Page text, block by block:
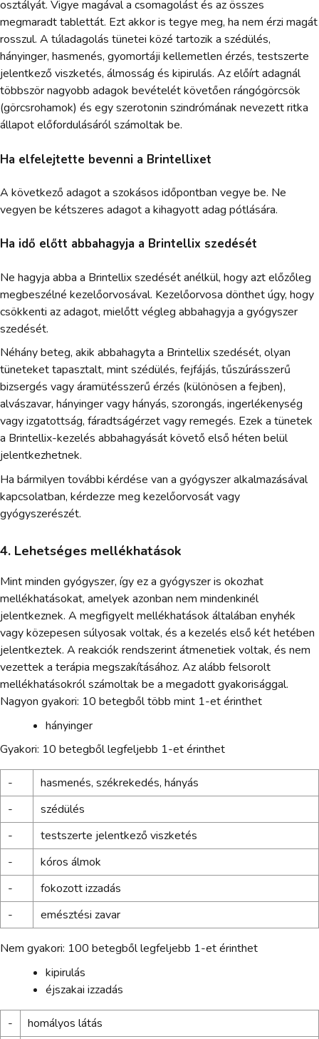
osztályát. Vigye magával a csomagolást és az összes
megmaradt tablettát. Ezt akkor is tegye meg, ha nem érzi magát
rosszul. A túladagolás tünetei közé tartozik a szédülés,
hányinger, hasmenés, gyomortáji kellemetlen érzés, testszerte
jelentkező viszketés, álmosság és kipirulás. Az előírt adagnál
többször nagyobb adagok bevételét követően rángógörcsök
(görcsrohamok) és egy szerotonin szindrómának nevezett ritka
állapot előfordulásáról számoltak be.
Ha elfelejtette bevenni a Brintellixet
A következő adagot a szokásos időpontban vegye be. Ne
vegyen be kétszeres adagot a kihagyott adag pótlására.
Ha idő előtt abbahagyja a Brintellix szedését
Ne hagyja abba a Brintellix szedését anélkül, hogy azt előzőleg
megbeszélné kezelőorvosával. Kezelőorvosa dönthet úgy, hogy
csökkenti az adagot, mielőtt végleg abbahagyja a gyógyszer
szedését.
Néhány beteg, akik abbahagyta a Brintellix szedését, olyan
tüneteket tapasztalt, mint szédülés, fejfájás, tűszúrásszerű
bizsergés vagy áramütésszerű érzés (különösen a fejben),
alvászavar, hányinger vagy hányás, szorongás, ingerlékenység
vagy izgatottság, fáradtságérzet vagy remegés. Ezek a tünetek
a Brintellix-kezelés abbahagyását követő első héten belül
jelentkezhetnek.
Ha bármilyen további kérdése van a gyógyszer alkalmazásával
kapcsolatban, kérdezze meg kezelőorvosát vagy
gyógyszerészét.
4. Lehetséges mellékhatások
Mint minden gyógyszer, így ez a gyógyszer is okozhat
mellékhatásokat, amelyek azonban nem mindenkinél
jelentkeznek. A megfigyelt mellékhatások általában enyhék
vagy közepesen súlyosak voltak, és a kezelés első két hetében
jelentkeztek. A reakciók rendszerint átmenetiek voltak, és nem
vezettek a terápia megszakításához. Az alább felsorolt
mellékhatásokról számoltak be a megadott gyakorisággal.
Nagyon gyakori: 10 betegből több mint 1-et érinthet
hányinger
Gyakori: 10 betegből legfeljebb 1-et érinthet
-
hasmenés, székrekedés, hányás
-
szédülés
-
testszerte jelentkező viszketés
-
kóros álmok
-
fokozott izzadás
-
emésztési zavar
Nem gyakori: 100 betegből legfeljebb 1-et érinthet
kipirulás
éjszakai izzadás
- homályos látás